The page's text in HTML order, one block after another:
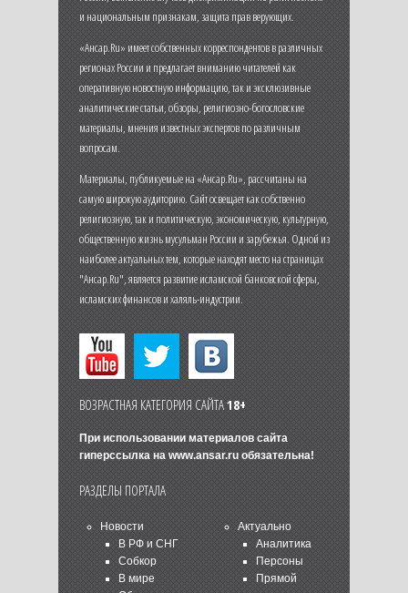
и национальным признакам, защита прав верующих.
«Ансар.Ru» имеет собственных корреспондентов в различных
регионах России и предлагает вниманию читателей как
оперативную новостную информацию, так и эксклюзивные
аналитические статьи, обзоры, религиозно-богословские
материалы, мнения известных экспертов по различным
вопросам.
Материалы, публикуемые на «Ансар.Ru», рассчитаны на
самую широкую аудиторию. Сайт освещает как собственно
религиозную, так и политическую, экономическую, культурную,
общественную жизнь мусульман России и зарубежья. Одной из
наиболее актуальных тем, которые находят место на страницах
"Ансар.Ru", является развитие исламской банковской сферы,
исламских финансов и халяль-индустрии.
ВОЗРАСТНАЯ КАТЕГОРИЯ САЙТА18+
При использовании материалов сайта
гиперссылка на www.ansar.ruобязательна!
РАЗДЕЛЫ ПОРТАЛА
Новости
В РФ и СНГ
Собкор
В мире
Актуально
Аналитика
Персоны
Прямой